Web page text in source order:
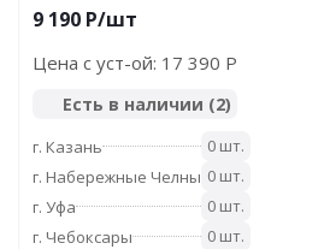
9 190 P/шт
Цена с уст-ой: 17 390 P
Есть в наличии (2)
г. Казань
0 шт.
г. Набережные Челны 0 шт.
г. Уфа
0 шт.
г. Чебоксары
0 шт.